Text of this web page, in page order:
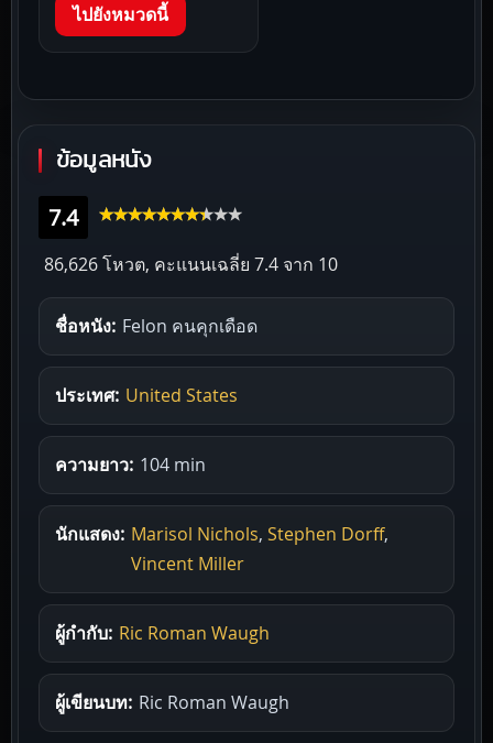
ไปยังหมวดนี้
ข้อมูลหนัง
7.4
86,626 โหวต, คะแนนเฉลี่ย 7.4 จาก 10
ชื่อหนัง: Felon คนคุกเดือด
ประเทศ: United States
ความยาว: 104 min
นักแสดง: Marisol Nichols, Stephen Dorff,
Vincent Miller
ผู้กำกับ: Ric Roman Waugh
ผู้เขียนบท: Ric Roman Waugh